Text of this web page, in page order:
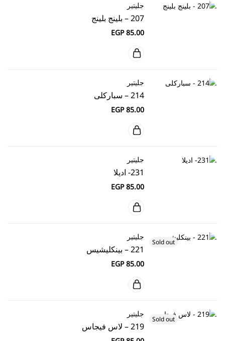
جليتير
207 – بلينج بلينج
EGP85.00
جليتير
214 – سباركلى
EGP85.00
جليتير
231- اديلا
EGP85.00
Sold out
جليتير
221 – بينكليشيس
EGP85.00
Sold out
جليتير
219 – لاس فيجاس